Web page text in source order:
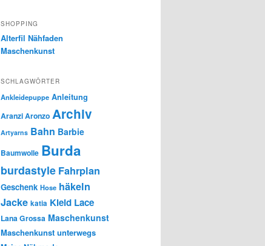
SHOPPING
Alterfil Nähfaden
Maschenkunst
SCHLAGWÖRTER
Ankleidepuppe Anleitung
Aranzi Aronzo Archiv
Artyarns Bahn Barbie
Baumwolle Burda
burdastyle Fahrplan
Geschenk Hose häkeln
Jacke katia Kleid Lace
Lana Grossa Maschenkunst
Maschenkunst unterwegs